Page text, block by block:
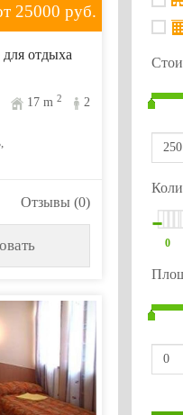
25000 руб.
отдыха
17m 2 2
Отзывы (0) -
0